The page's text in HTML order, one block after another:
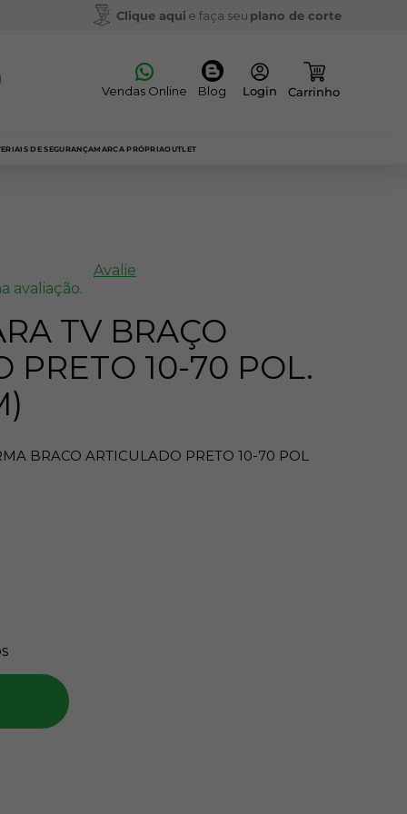
Clique aqui e faça seu plano de corte
Vendas Online Blog
DE SEGURANÇAMARCA PRÓPRIAOUTLET
avaliação.
Avalie
TV BRAÇO
PRETO 10-70 POL.
BRACO ARTICULADO PRETO 10-70 POL